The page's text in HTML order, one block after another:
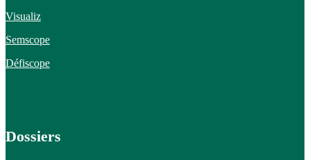
Visualiz
Semscope
Défiscope
Dossiers